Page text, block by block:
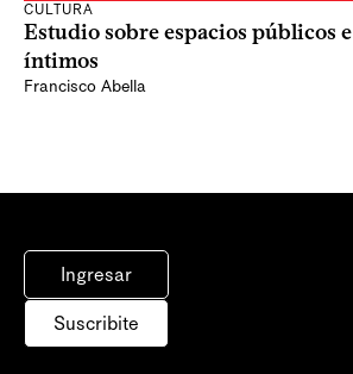
CULTURA
Estudio sobre espacios públicos e
íntimos
Francisco Abella
Ingresar
Suscribite